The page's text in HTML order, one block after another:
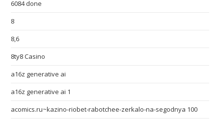
6084 done
8
8,6
8ty8 Casino
a16z generative ai
a16z generative ai 1
acomics.ru~kazino-riobet-rabotchee-zerkalo-na-segodnya 100